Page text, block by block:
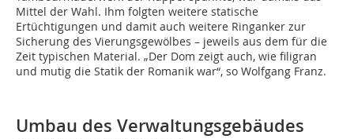
Mittel der Wahl. Ihm folgten weitere statische
Ertüchtigungen und damit auch weitere Ringanker zur
Sicherung des Vierungsgewölbes – jeweils aus dem für die
Zeit typischen Material. „Der Dom zeigt auch, wie filigran
und mutig die Statik der Romanik war“, so Wolfgang Franz.
Umbau des Verwaltungsgebäudes